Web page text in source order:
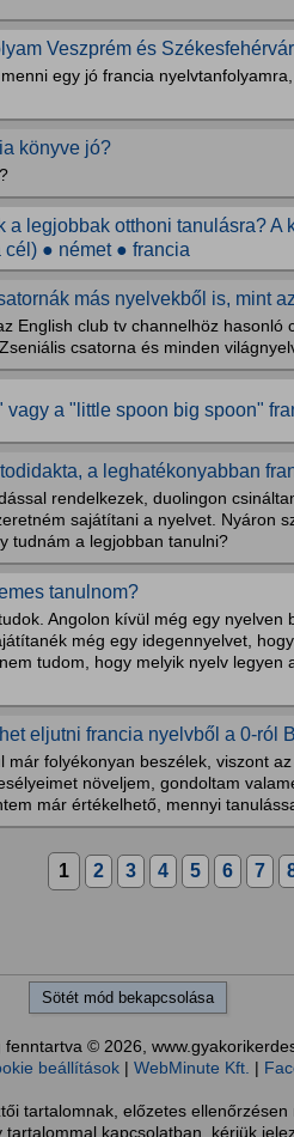
Veszprém és
egy jó francia
könyve jó?
a legjobbak otthoni tanulásra? A
● német ● francia
más nyelvekből is, mint
English club tv channelhöz hasonló
csatorna és minden
vagy a "little spoon big spoon"
a leghatékonyabban
rendelkezek, duolingon
sajátítani a nyelvet. Nyáron
tudnám a legjobban tanulni?
tanulnom?
Angolon kívül még egy nyelven
még egy idegennyelvet,
tudom, hogy melyik nyelv legyen
eljutni francia nyelvből a 0-ról
már folyékonyan beszélek, viszont
növeljem, gondoltam
már értékelhető, mennyi
1 2 3 4 5 6 7
Sötét mód bekapcsolása
fenntartva © 2026,
beállítások| WebMinute Kft. |
tartalomnak, előzetes
kapcsolatban, kérjük